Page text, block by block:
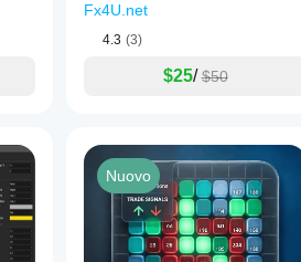
Fx4U.net
4.3 (3)
$25/ $50
Nuovo